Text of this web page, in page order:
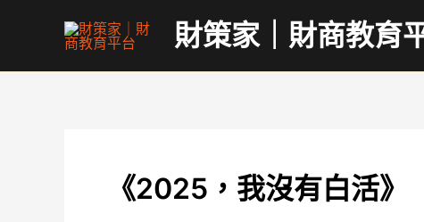
財策家｜財商教育
《2025，我沒有白活》